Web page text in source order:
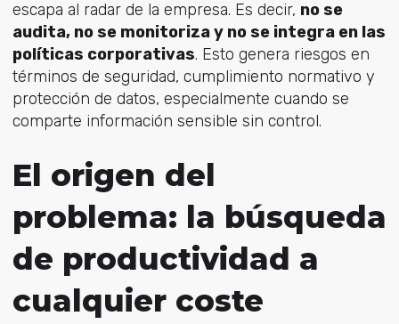
escapa al radar de la empresa. Es decir, no se
audita, no se monitoriza y no se integra en las
políticas corporativas. Esto genera riesgos en
términos de seguridad, cumplimiento normativo y
protección de datos, especialmente cuando se
comparte información sensible sin control.
El origen del
problema: la búsqueda
de productividad a
cualquier coste